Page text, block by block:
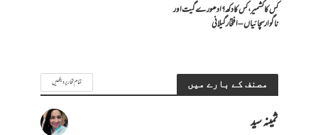
کس کا کشمیر، کس کا دکھ؟ ادھورے گیت اور
ناگوار سچائیاں – افتخار گیلانی
مصنف کے بارے میں تمام تحاریر دیکھیں
ثمینہ سید